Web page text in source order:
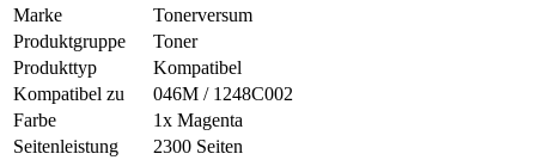
Marke
Tonerversum
Produktgruppe
Toner
Produkttyp
Kompatibel
Kompatibel zu
046M / 1248C002
Farbe
1x Magenta
Seitenleistung
2300 Seiten